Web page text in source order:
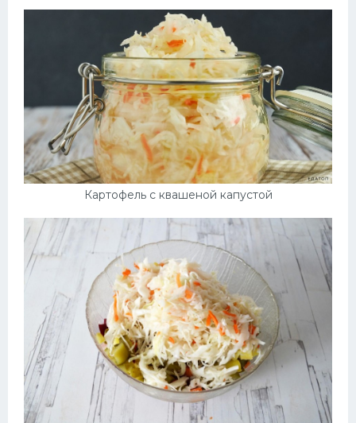
Картофель с квашеной капустой